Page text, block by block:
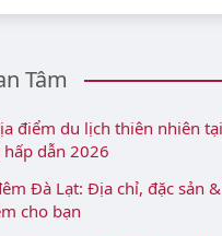
Tâm
điểm du lịch thiên nhiên
dẫn 2026
Đà Lạt: Địa chỉ, đặc sản
cho bạn